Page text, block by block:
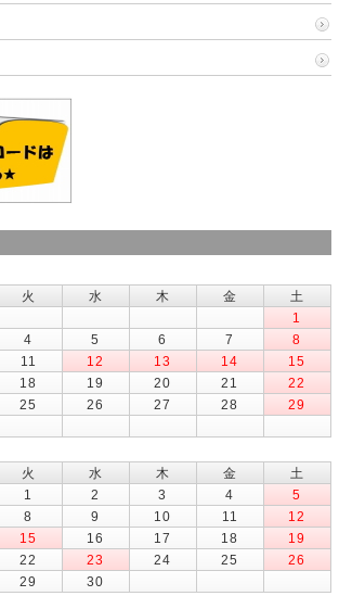
火 水 木 金
土
1
4 5 6 7
8
11 12 13 14
15
18 19 20 21
22
25 26 27 28
29
火 水 木 金
土
1
2 3 4
5
8 9 10 11
12
15 16 17 18
19
22 23 24 25
26
29
30